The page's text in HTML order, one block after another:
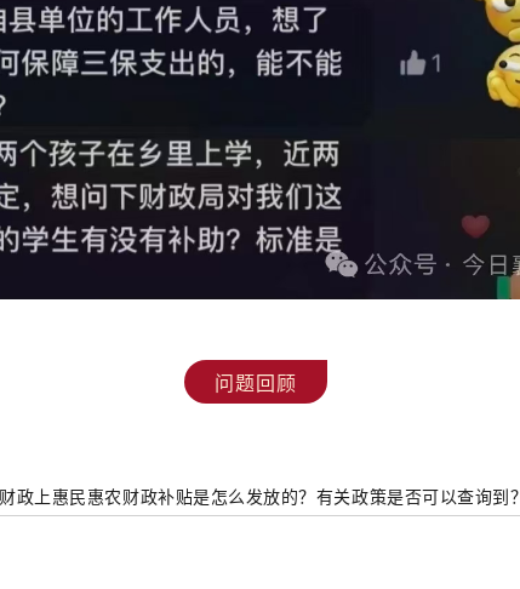
问题回顾
政上惠民惠农财政补贴是怎么发放的？有关政策是否可以查询到？